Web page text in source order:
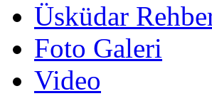
Üsküdar
Foto Galeri
Video